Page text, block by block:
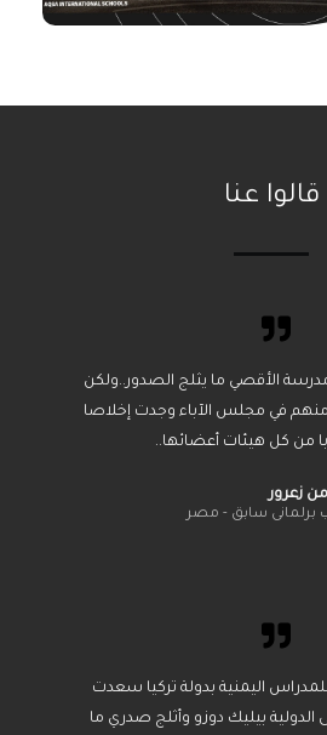
قالوا عنا
الأقصي ما يثلج الصدور..ولكن
في مجلس الآباء وجدت إخلاصا
من كل هيئات أعضائها..
زعرور
برلمانى سابق - مصر
للمدراس اليمنية بدولة تركيا سعدت
الدولية بيليك دوزو وأثلج صدري ما